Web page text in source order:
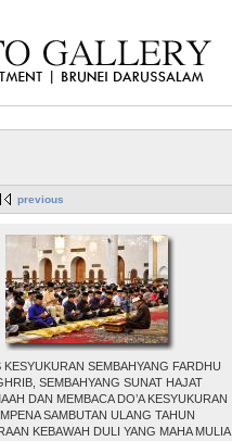
previous
KESYUKURAN SEMBAHYANG FARDHU
SEMBAHYANG SUNAT HAJAT
DAN MEMBACA DO’A KESYUKURAN
SAMBUTAN ULANG TAHUN
KEBAWAH DULI YANG MAHA MULIA